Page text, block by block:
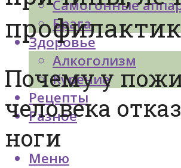
Самогонные
Брага
Здоровье
Алкоголизм
Курение
Рецепты
Разное
Меню
Почему у
человека
ноги